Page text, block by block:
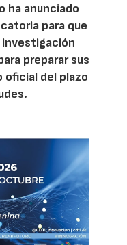
ha anunciado
para que
investigación
preparar sus
oficial del plazo